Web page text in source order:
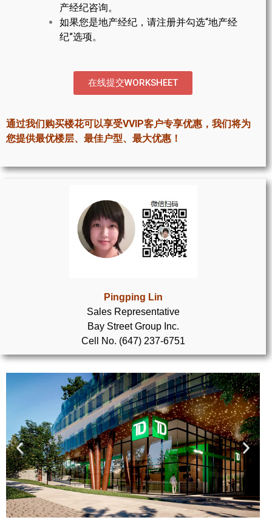
怡陶碧谷楼花项目
北约克楼花项目
世嘉堡楼花项目
密西沙加社区介绍
密西沙加楼花项目
奥克维尔社区介绍
奥克维尔楼花项目
旺市楼花项目
实用链接
加拿大房地产网站
大多伦多教育网站
大多伦多医疗机构
加拿大银行贷款机构
大多伦多交通网络
常用查询工具
产经纪咨询。
如果您是地产经纪，请注册并勾选“地产经
纪”选项。
在线提交WORKSHEET
通过我们购买楼花可以享受VVIP客户专享优惠，我们将为
您提供最优楼层、最佳户型、最大优惠！
Pingping Lin
Sales Representative
Bay Street Group Inc.
Cell No. (647) 237-6751